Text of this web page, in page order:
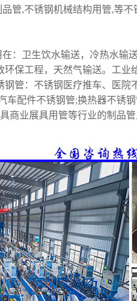
管,不锈钢机械结构用管,等不
：卫生饮水输送，冷热水输
保工程，天然气输送。工业
管：不锈钢医疗推车、医院
车配件不锈钢管;换热器不锈
商业展具用管等行业的制品管